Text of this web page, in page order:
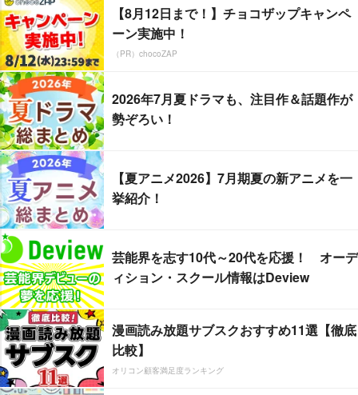
【8月12日まで！】チョコザップキャンペ
ーン実施中！
（PR）chocoZAP
2026年7月夏ドラマも、注目作＆話題作が
勢ぞろい！
【夏アニメ2026】7月期夏の新アニメを一
挙紹介！
芸能界を志す10代～20代を応援！ オーデ
ィション・スクール情報はDeview
漫画読み放題サブスクおすすめ11選【徹底
比較】
オリコン顧客満足度ランキング